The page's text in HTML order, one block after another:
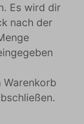
Es wird dir
nach der